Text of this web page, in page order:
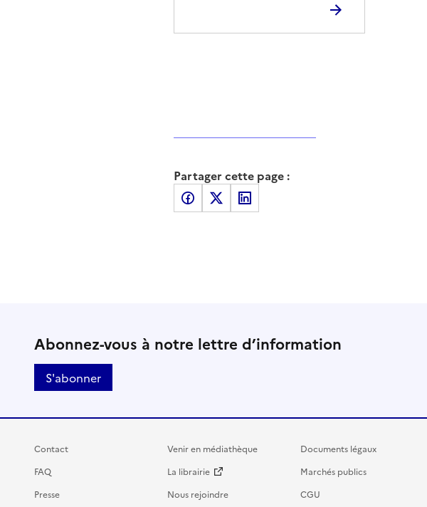
Partager cette page :
Partager sur Facebook
Partager sur XPartager sur LinkedIn
Abonnez-vous à notre lettre d’information
S'abonner
Contact
FAQ
Presse
Venir en médiathèque
La librairie
Nous rejoindre
Documents légaux
Marchés publics
CGU